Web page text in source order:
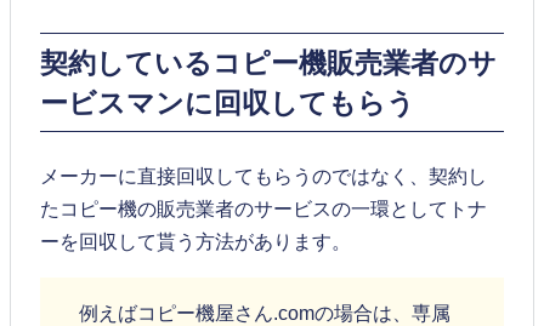
契約しているコピー機販売業者のサ
ービスマンに回収してもらう
メーカーに直接回収してもらうのではなく、契約し
たコピー機の販売業者のサービスの一環としてトナ
ーを回収して貰う方法があります。
例えばコピー機屋さん.comの場合は、専属